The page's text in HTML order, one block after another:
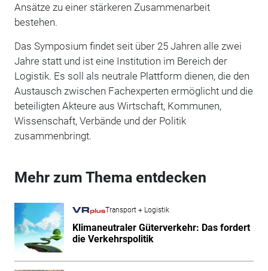
Ansätze zu einer stärkeren Zusammenarbeit
bestehen.
Das Symposium findet seit über 25 Jahren alle zwei
Jahre statt und ist eine Institution im Bereich der
Logistik. Es soll als neutrale Plattform dienen, die den
Austausch zwischen Fachexperten ermöglicht und die
beteiligten Akteure aus Wirtschaft, Kommunen,
Wissenschaft, Verbände und der Politik
zusammenbringt.
Mehr zum Thema entdecken
Transport + Logistik
Klimaneutraler Güterverkehr: Das fordert
die Verkehrspolitik